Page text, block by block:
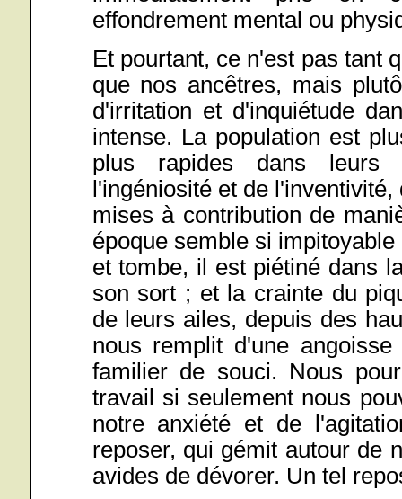
effondrement mental ou
Et pourtant, ce n'est pas tant
que nos ancêtres, mais
d'irritation et d'inquiétude
intense. La population est
plus rapides dans leurs
l'ingéniosité et de
mises à contribution de
époque semble si
et tombe, il est piétiné dans
son sort ; et la crainte du
de leurs ailes, depuis des
nous remplit d'une
familier de souci. Nous
travail si seulement nous
notre anxiété et de
reposer, qui gémit autour de
avides de dévorer. Un tel